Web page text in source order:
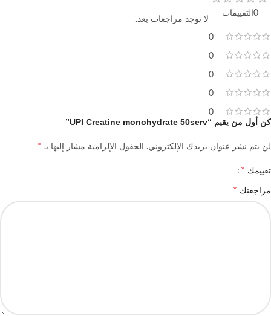
0التقييمات
0
0
0
0
0
لا توجد مراجعات بعد.
كن أول من يقيم “UPI Creatine monohydrate 50serv”
لن يتم نشر عنوان بريدك الإلكتروني. الحقول الإلزامية مشار إليها بـ *
تقييمك *
مراجعتك *